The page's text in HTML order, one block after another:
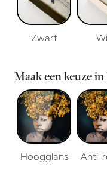
Zwart
Maak een keuze
Hoogglans Anti-